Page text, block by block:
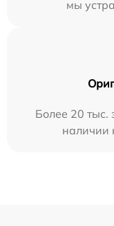
мы
Более 20 тыс.
наличии